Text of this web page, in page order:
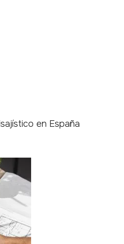
en España